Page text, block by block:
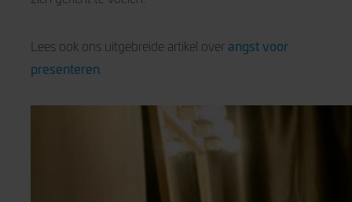
Lees ook ons uitgebreide artikel overangst voor
presenteren